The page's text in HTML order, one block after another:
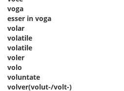
voga
esser in voga
volar
volatile
volatile
voler
volo
voluntate
volver(volut-/volt-)